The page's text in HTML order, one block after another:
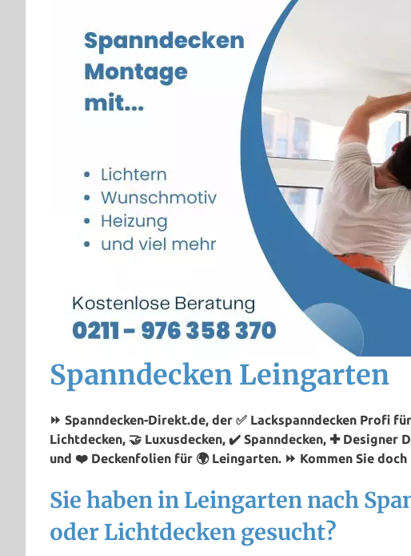
Spanndecken Leingarten
⏩ Spanndecken-Direkt.de, der ✅ Lackspanndecken Profi
Lichtdecken, 🤝 Luxusdecken, ✔️ Spanndecken, ✚ Designer
und ❤️ Deckenfolien für 🌍 Leingarten. ⏩ Kommen Sie
Sie haben in Leingarten nach
oder Lichtdecken gesucht?